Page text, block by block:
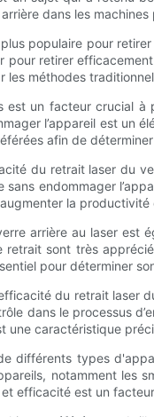
dans les
populaire pour
retirer
méthodes
un facteur crucial
l’appareil est un
afin de
du retrait laser du
endommager
la
arrière au laser est
sont très
pour déterminer
du retrait
dans le processus
une caractéristique
différents types
notamment
efficacité est un